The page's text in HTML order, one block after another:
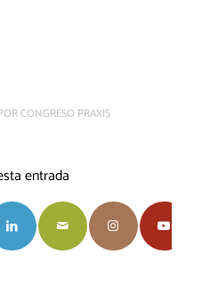
CONGRESO PRAXIS
entrada